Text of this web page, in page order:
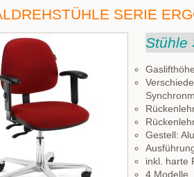
SERIE
Stühle
Gestell:
inkl. harte
4 Modelle